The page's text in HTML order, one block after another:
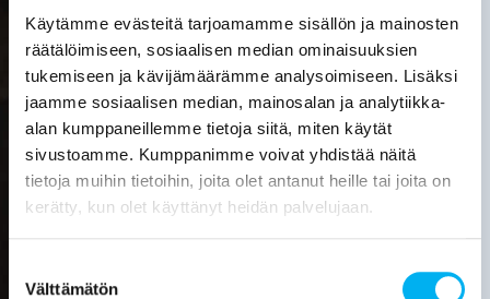
Käytämme evästeitä tarjoamamme sisällön ja mainosten
räätälöimiseen, sosiaalisen median ominaisuuksien
tukemiseen ja kävijämäärämme analysoimiseen. Lisäksi
jaamme sosiaalisen median, mainosalan ja analytiikka-
alan kumppaneillemme tietoja siitä, miten käytät
sivustoamme. Kumppanimme voivat yhdistää näitä
tietoja muihin tietoihin, joita olet antanut heille tai joita on
kerätty, kun olet käyttänyt heidän palvelujaan.
valinta
Välttämätön
tiedot
löytyvät
verottajan
sivuilta.
Laske
viemärin
sukituksen
hinta